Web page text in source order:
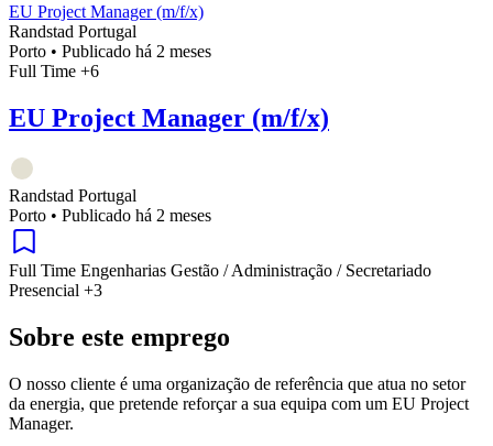
EU Project Manager (m/f/x)
Randstad Portugal
Porto • Publicado há 2 meses
Full Time +6
EU Project Manager (m/f/x)
Randstad Portugal
Porto • Publicado há 2 meses
Full Time Engenharias Gestão / Administração / Secretariado
Presencial +3
Sobre este emprego
O nosso cliente é uma organização de referência que atua no setor
da energia, que pretende reforçar a sua equipa com um EU Project
Manager.